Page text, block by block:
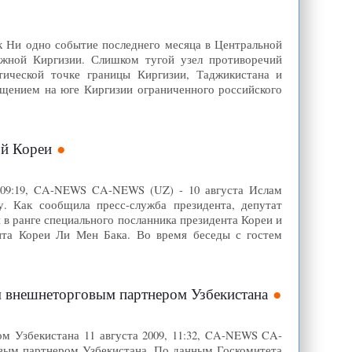
одно событие последнего месяца в Центральной
Киргизии. Слишком тугой узел противоречий
точке границы Киргизии, Таджикистана и
на юге Киргизии ограниченного российского
Кореи
CA-NEWS CA-NEWS (UZ) - 10 августа Ислам
сообщила пресс-служба президента, депутат
специального посланника президента Кореи и
Кореи Ли Мен Бака. Во время беседы с гостем
партнером Узбекистана
Узбекистана 11 августа 2009, 11:32, CA-NEWS CA-